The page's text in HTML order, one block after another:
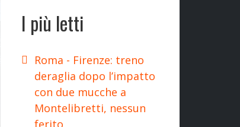
I più letti
Roma - Firenze: treno
deraglia dopo l’impatto
con due mucche a
Montelibretti, nessun
ferito